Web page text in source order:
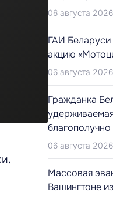
06 августа 2026
ГАИ
акцию
06 августа 2026
Гражданка
06 августа 2026
Массовая
Вашингтоне